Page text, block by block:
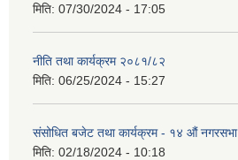
मिति: 07/30/2024 - 17:05
नीति तथा कार्यक्रम २०८१/८२
मिति: 06/25/2024 - 15:27
संसोधित बजेट तथा कार्यक्रम - १४ औं नगरसभा
मिति: 02/18/2024 - 10:18